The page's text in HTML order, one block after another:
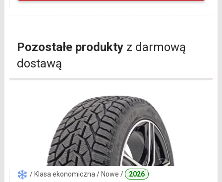
Pozostałe produktyz darmową
dostawą
/ Klasa ekonomiczna / Nowe / 2026